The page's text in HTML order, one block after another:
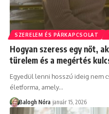
SZERELEM ÉS PÁRKAPCSOLAT
Hogyan szeress egy nőt,
türelem és a megértés
Egyedül lenni hosszú ideig nem
életforma, amely…
Balogh Nóra január 15, 2026